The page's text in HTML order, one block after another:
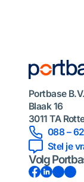
Portbase B.V.
Blaak 16
3011 TA
088 –
Stel je
Volg
Facebook LinkedInInstagramYouTube